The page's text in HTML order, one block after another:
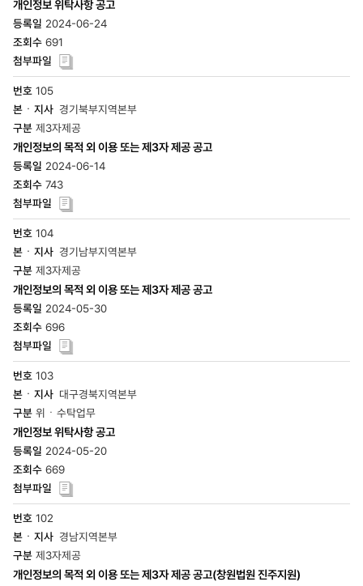
개인정보 위탁사항 공고
2024-06-24
691
105
경기북부지역본부
제3자제공
개인정보의 목적 외 이용 또는 제3자 제공 공고
2024-06-14
743
104
경기남부지역본부
제3자제공
개인정보의 목적 외 이용 또는 제3자 제공 공고
2024-05-30
696
103
대구경북지역본부
위ㆍ수탁업무
개인정보 위탁사항 공고
2024-05-20
669
102
경남지역본부
제3자제공
개인정보의 목적 외 이용 또는 제3자 제공 공고(창원법원 진주지원)